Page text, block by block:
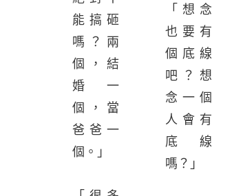
能搞砸
嗎？兩
個，結
婚一
個，當
爸爸一
個。」
「想念
也要有
個底線
吧？想
念一個
人會有
底線
嗎？」